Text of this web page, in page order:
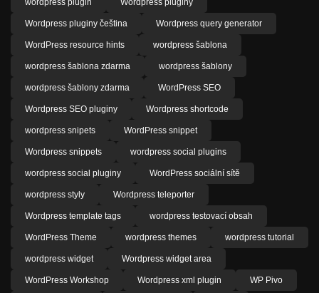
wordpress plugin Wordpress pluginy
Wordpress pluginy čeština Wordpress query generator
WordPress resource hints wordpress šablona
wordpress šablona zdarma wordpress šablony
wordpress šablony zdarma WordPress SEO
Wordpress SEO pluginy Wordpress shortcode
wordpress snipets WordPress snippet
Wordpress snippets wordpress social plugins
wordpress social pluginy WordPress sociální sítě
wordpress styly Wordpress teleporter
Wordpress template tags wordpress testovací obsah
WordPress Theme wordpress themes wordpress tutorial
wordpress widget Wordpress widget area
WordPress Workshop Wordpress xml plugin WP Pivo